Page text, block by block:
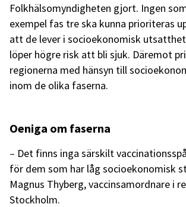
Folkhälsomyndigheten gjort. Ingen
exempel fas tre ska kunna prioriteras
att de lever i socioekonomisk
löper högre risk att bli sjuk. Däremot
regionerna med hänsyn till
inom de olika faserna.
Oeniga om faserna
– Det finns inga särskilt
för dem som har låg socioekonomisk
Magnus Thyberg, vaccinsamordnare i
Stockholm.